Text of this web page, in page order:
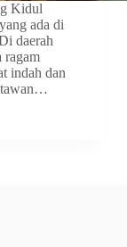
Kidul
ada di
daerah
ragam
indah dan